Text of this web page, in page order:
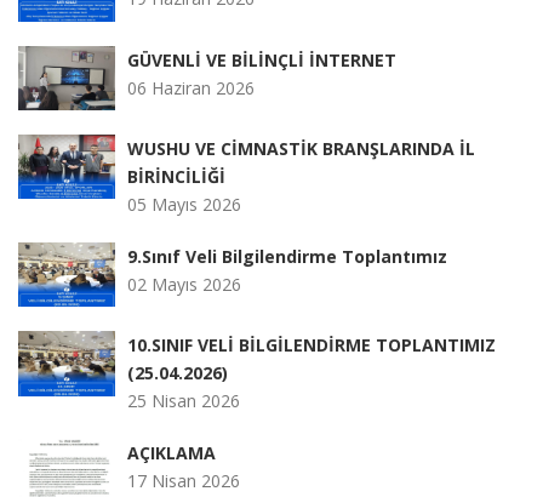
GÜVENLİ VE BİLİNÇLİ İNTERNET
06 Haziran 2026
WUSHU VE CİMNASTİK BRANŞLARINDA İL
BİRİNCİLİĞİ
05 Mayıs 2026
9.Sınıf Veli Bilgilendirme Toplantımız
02 Mayıs 2026
10.SINIF VELİ BİLGİLENDİRME TOPLANTIMIZ
(25.04.2026)
25 Nisan 2026
AÇIKLAMA
17 Nisan 2026